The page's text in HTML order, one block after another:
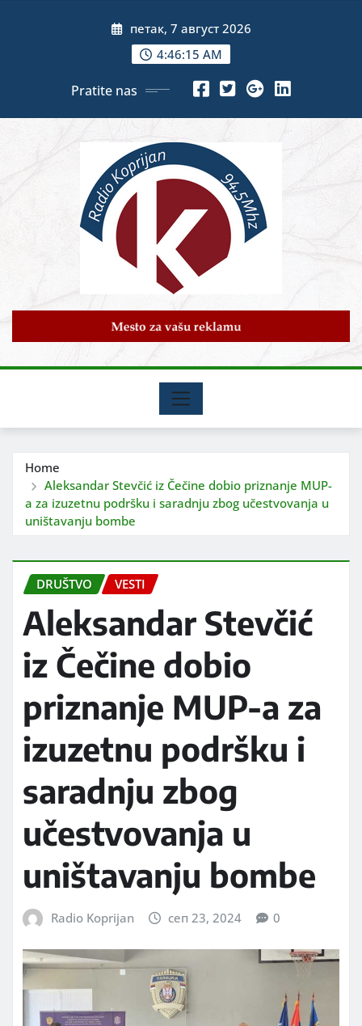
петак, 7 август 2026
4:46:17 AM
Pratite nas
Home
Aleksandar Stevčić iz Čečine dobio priznanje MUP-
a za izuzetnu podršku i saradnju zbog učestvovanja u
uništavanju bombe
DRUŠTVO VESTI
Aleksandar Stevčić
iz Čečine dobio
priznanje MUP-a za
izuzetnu podršku i
saradnju zbog
učestvovanja u
uništavanju bombe
Radio Koprijan сеп 23, 2024 0